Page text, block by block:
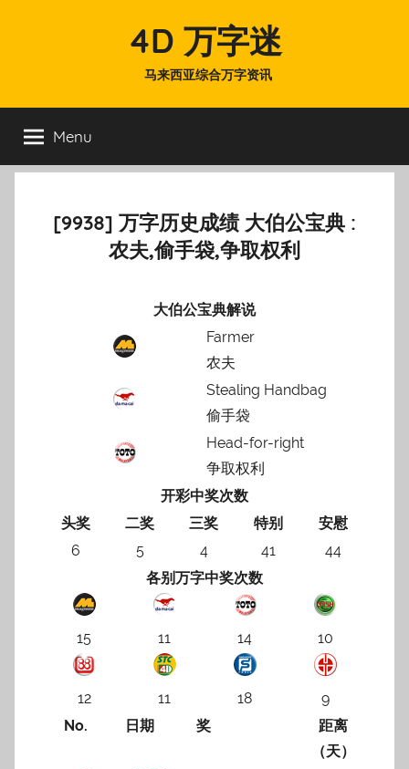
4D 万字迷
马来西亚综合万字资讯
Menu
[9938] 万字历史成绩 大伯公宝典 :
农夫,偷手袋,争取权利
大伯公宝典解说
Farmer
农夫
Stealing Handbag
偷手袋
Head-for-right
争取权利
开彩中奖次数
头奖
二奖 三奖 特别
安慰
6
5 4 41
44
各别万字中奖次数
15 11 14 10
12 11 18
9
No.
日期 奖
距离
（天）